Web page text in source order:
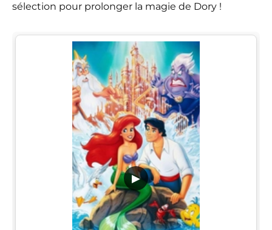
sélection pour prolonger la magie de Dory !
▶